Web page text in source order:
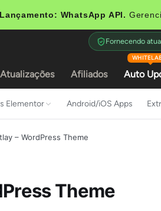
Lançamento: WhatsApp API.
Atualizações Afiliados Auto
Fornecendo
Elementor Android/iOS Apps
– WordPress Theme
Theme